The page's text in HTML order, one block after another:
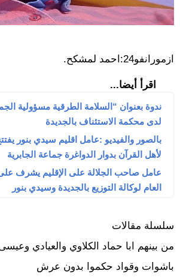
ازمورانفو24:احمد لمشكح.
اقرأ أيضا...
ندوة بعنوان “السلامة الطرقية مسؤولية
لدى محكمة الاستئناف بالجديدة
بالصور والفيديو :عامل اقليم سيدي بنور
لأهل القرآن بدوار الدواغرة جماعة الجابرية
عامل صاحب الجلالة على الإقليم يشرف
العام لوكالة التوزيع بالجديدة وسيدي بنور
سلسلة مقالات
من بينهم ابا حماد الكلاوي والعيادي
باشوات وقواد حكموا بدون عرش